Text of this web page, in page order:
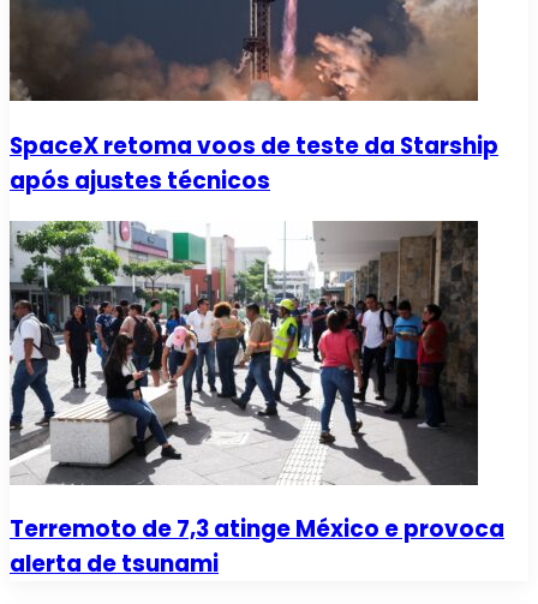
SpaceX retoma voos de teste da Starship
após ajustes técnicos
Terremoto de 7,3 atinge México e provoca
alerta de tsunami